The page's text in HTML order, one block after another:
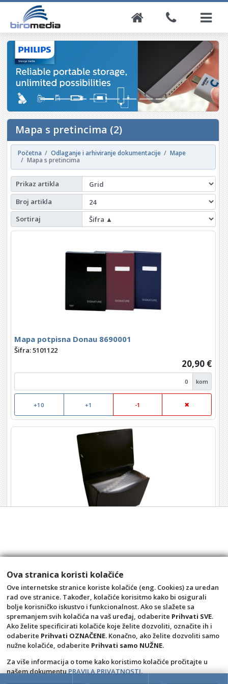
Mapa s pretincima (2)
Početna Odlaganje i arhiviranje dokumentacije
Mape
Mapa s pretincima
Prikaz artikla
Broj artikla
Sortiraj
Mapa potpisna Donau 8690001
Šifra: 5101122
20,90 €
kom
+10 +1 -1
6,84 €
+10 +1 -1
Ova stranica koristi kolačiće
Ove internetske stranice koriste kolačiće (eng. Cookies) za uredan
rad ove stranice. Također, kolačiće korisitmo kako bi osigurali
bolje korisničko iskustvo i funkcionalnost. Ako se slažete sa
spremanjem svih kolačića na vaš uređaj, odaberite Prihvati SVE.
Ako želite specificirati kolačiće koje želite dozvoliti, označite ih i
odaberite Prihvati OZNAČENE. Konačno, ako želite dozvoliti samo
nužne kolačiće, odaberite Prihvati samo NUŽNE.
Za više informacija o tome kako koristimo kolačiće pročitajte u
našem dokumentuPRAVILA PRIVATNOSTI.